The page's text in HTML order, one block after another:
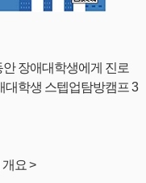
장애대학생에게 진로
대학생 스텝업탐방캠프 3
요 >